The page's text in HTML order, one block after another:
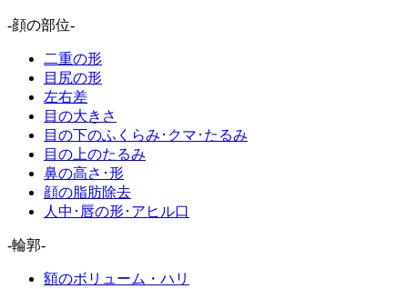
-顔の部位-
二重の形
目尻の形
左右差
目の大きさ
目の下のふくらみ･クマ･たるみ
目の上のたるみ
鼻の高さ･形
顔の脂肪除去
人中･唇の形･アヒル口
-輪郭-
額のボリューム・ハリ